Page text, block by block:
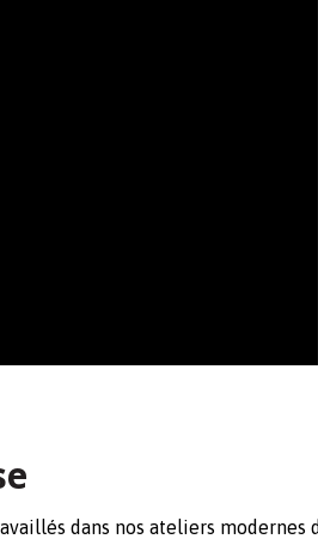
dans nos ateliers modernes